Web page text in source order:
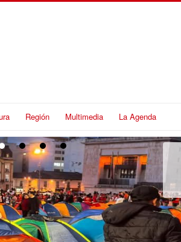
Región Multimedia La Agenda